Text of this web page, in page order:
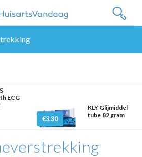
ECG
€3.30
KLY Glijmiddel
tube 82 gram